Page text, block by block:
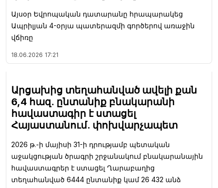
Այսօր Եվրոպական դատարանը հրապարակեց
Ապրիլյան 4-օրյա պատերազմի գործերով առաջին
վճիռը
18.06.2026 17:21
Արցախից տեղահանված ավելի քան
6,4 հազ. ընտանիք բնակարանի
հավաստագիր է ստացել
Հայաստանում. փոխվարչապետ
2026 թ.-ի մայիսի 31-ի դրությամբ պետական
աջակցության ծրագրի շրջանակում բնակարանային
հավաստագրեր է ստացել Ղարաբաղից
տեղահանված 6444 ընտանիք կամ 26 432 անձ